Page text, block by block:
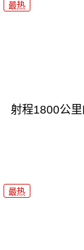
最热
射程1800公里
最热